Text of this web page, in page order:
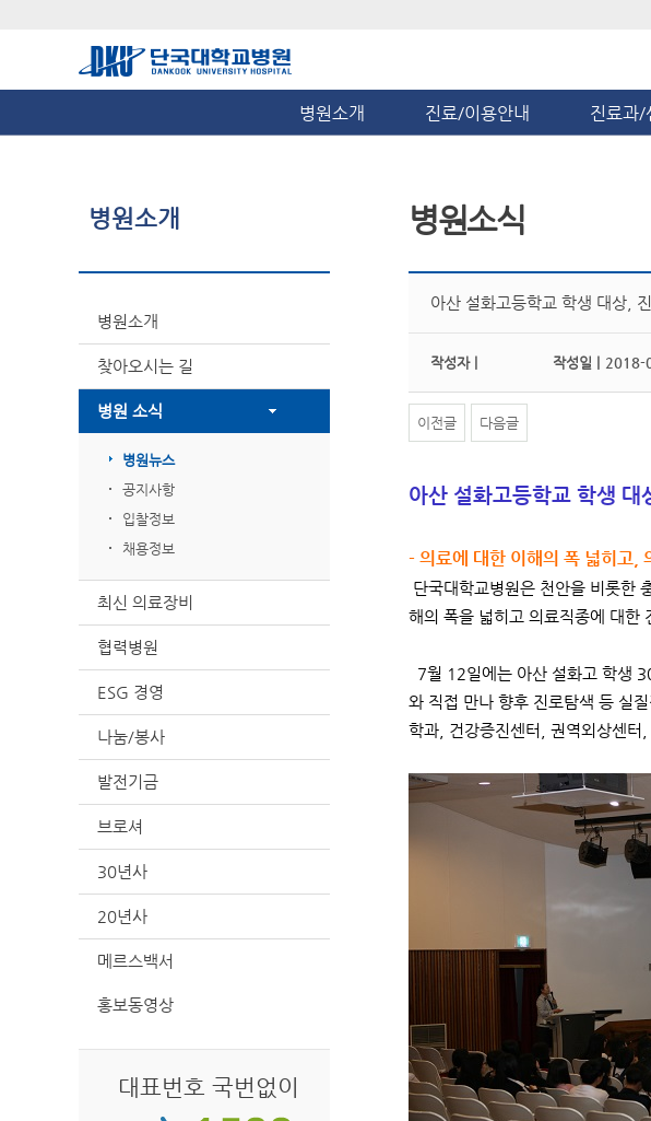
병원소개 진료/이용안내 진료과/
병원소개
병원소개
찾아오시는 길
병원 소식
병원뉴스
공지사항
입찰정보
채용정보
최신 의료장비
협력병원
ESG 경영
나눔/봉사
발전기금
브로셔
30년사
20년사
메르스백서
홍보동영상
대표번호 국번없이
병원소식
아산 설화고등학교 학생 대상,
작성자 | 작성일 | 2018-
이전글 다음글
아산 설화고등학교 학생
- 의료에 대한 이해의 폭 넓히고,
단국대학교병원은 천안을 비롯한
해의 폭을 넓히고 의료직종에 대한
7월 12일에는 아산 설화고 학생
와 직접 만나 향후 진로탐색 등 실
학과, 건강증진센터, 권역외상센터